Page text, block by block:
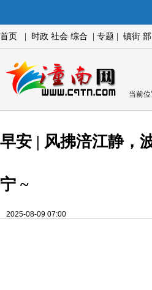
首页 时政 社会 综合 专题 镇街
当前位
早安 | 风拂涪江静，
宁 ~
2025-08-09 07:00